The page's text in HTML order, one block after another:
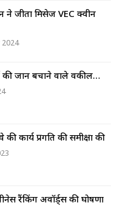
ने जीता मिसेज VEC क्वीन
जान बचाने वाले वकील…
कार्य प्रगति की समीक्षा की
रैंकिंग अवॉर्ड्स की घोषणा